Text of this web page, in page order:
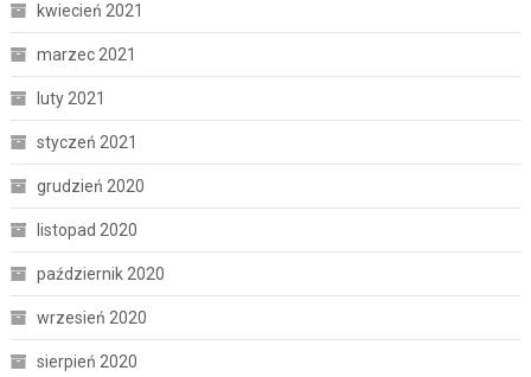
kwiecień 2021
marzec 2021
luty 2021
styczeń 2021
grudzień 2020
listopad 2020
październik 2020
wrzesień 2020
sierpień 2020